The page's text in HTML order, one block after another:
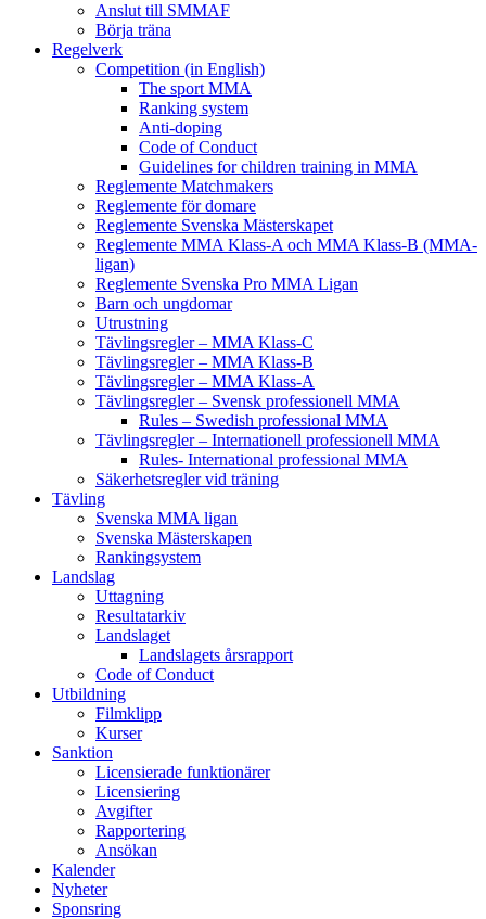
Anslut till SMMAF
Börja träna
Regelverk
Competition (in English)
The sport MMA
Ranking system
Anti-doping
Code of Conduct
Guidelines for children training in MMA
Reglemente Matchmakers
Reglemente för domare
Reglemente Svenska Mästerskapet
Reglemente MMA Klass-A och MMA Klass-B (MMA-
ligan)
Reglemente Svenska Pro MMA Ligan
Barn och ungdomar
Utrustning
Tävlingsregler – MMA Klass-C
Tävlingsregler – MMA Klass-B
Tävlingsregler – MMA Klass-A
Tävlingsregler – Svensk professionell MMA
Rules – Swedish professional MMA
Tävlingsregler – Internationell professionell MMA
Rules- International professional MMA
Säkerhetsregler vid träning
Tävling
Svenska MMA ligan
Svenska Mästerskapen
Rankingsystem
Landslag
Uttagning
Resultatarkiv
Landslaget
Landslagets årsrapport
Code of Conduct
Utbildning
Filmklipp
Kurser
Sanktion
Licensierade funktionärer
Licensiering
Avgifter
Rapportering
Ansökan
Kalender
Nyheter
Sponsring